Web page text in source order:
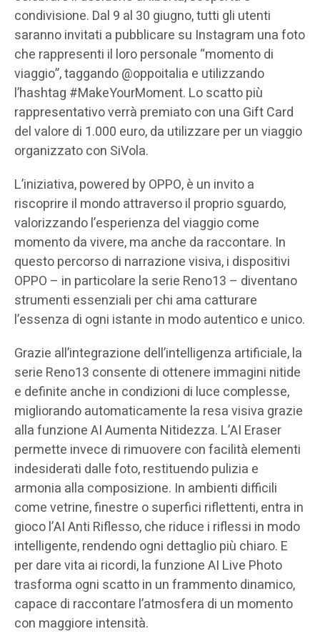
condivisione. Dal 9 al 30 giugno, tutti gli utenti
saranno invitati a pubblicare su Instagram una foto
che rappresenti il loro personale “momento di
viaggio”, taggando @oppoitalia e utilizzando
l’hashtag #MakeYourMoment. Lo scatto più
rappresentativo verrà premiato con una Gift Card
del valore di 1.000 euro, da utilizzare per un viaggio
organizzato con SiVola.
L’iniziativa, powered by OPPO, è un invito a
riscoprire il mondo attraverso il proprio sguardo,
valorizzando l’esperienza del viaggio come
momento da vivere, ma anche da raccontare. In
questo percorso di narrazione visiva, i dispositivi
OPPO – in particolare la serie Reno13 – diventano
strumenti essenziali per chi ama catturare
l’essenza di ogni istante in modo autentico e unico.
Grazie all’integrazione dell’intelligenza artificiale, la
serie Reno13 consente di ottenere immagini nitide
e definite anche in condizioni di luce complesse,
migliorando automaticamente la resa visiva grazie
alla funzione AI Aumenta Nitidezza. L’AI Eraser
permette invece di rimuovere con facilità elementi
indesiderati dalle foto, restituendo pulizia e
armonia alla composizione. In ambienti difficili
come vetrine, finestre o superfici riflettenti, entra in
gioco l’AI Anti Riflesso, che riduce i riflessi in modo
intelligente, rendendo ogni dettaglio più chiaro. E
per dare vita ai ricordi, la funzione AI Live Photo
trasforma ogni scatto in un frammento dinamico,
capace di raccontare l’atmosfera di un momento
con maggiore intensità.